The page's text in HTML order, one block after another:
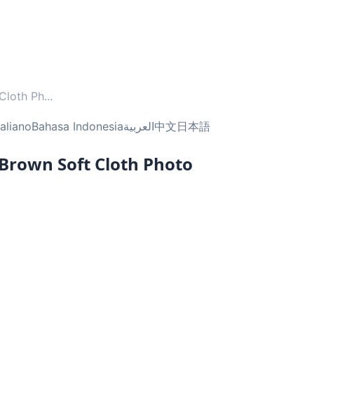
Ph...
Bahasa Indonesiaالعربية中文日本語
Soft Cloth Photo